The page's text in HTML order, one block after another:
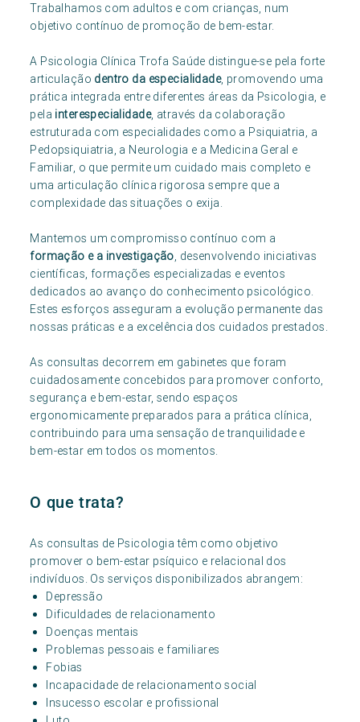
Trabalhamos com adultos e com crianças, num
objetivo contínuo de promoção de bem-estar.
A Psicologia Clínica Trofa Saúde distingue-se pela forte
articulação dentro da especialidade, promovendo uma
prática integrada entre diferentes áreas da Psicologia, e
pela interespecialidade, através da colaboração
estruturada com especialidades como a Psiquiatria, a
Pedopsiquiatria, a Neurologia e a Medicina Geral e
Familiar, o que permite um cuidado mais completo e
uma articulação clínica rigorosa sempre que a
complexidade das situações o exija.
Mantemos um compromisso contínuo com a
formação e a investigação, desenvolvendo iniciativas
científicas, formações especializadas e eventos
dedicados ao avanço do conhecimento psicológico.
Estes esforços asseguram a evolução permanente das
nossas práticas e a excelência dos cuidados prestados.
As consultas decorrem em gabinetes que foram
cuidadosamente concebidos para promover conforto,
segurança e bem-estar, sendo espaços
ergonomicamente preparados para a prática clínica,
contribuindo para uma sensação de tranquilidade e
bem-estar em todos os momentos.
O que trata?
As consultas de Psicologia têm como objetivo
promover o bem-estar psíquico e relacional dos
indivíduos. Os serviços disponibilizados abrangem:
Depressão
Dificuldades de relacionamento
Doenças mentais
Problemas pessoais e familiares
Fobias
Incapacidade de relacionamento social
Insucesso escolar e profissional